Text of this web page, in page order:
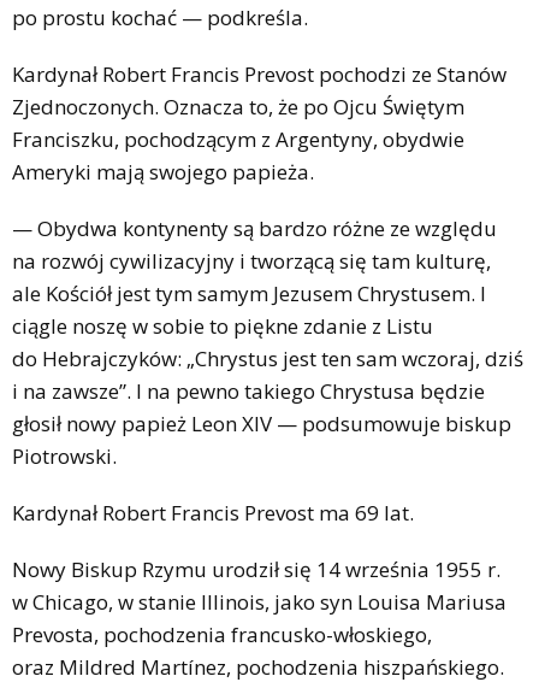
po prostu kochać — podkreśla.
Kardynał Robert Francis Prevost pochodzi ze Stanów
Zjednoczonych. Oznacza to, że po Ojcu Świętym
Franciszku, pochodzącym z Argentyny, obydwie
Ameryki mają swojego papieża.
— Obydwa kontynenty są bardzo różne ze względu
na rozwój cywilizacyjny i tworzącą się tam kulturę,
ale Kościół jest tym samym Jezusem Chrystusem. I
ciągle noszę w sobie to piękne zdanie z Listu
do Hebrajczyków: „Chrystus jest ten sam wczoraj, dziś
i na zawsze”. I na pewno takiego Chrystusa będzie
głosił nowy papież Leon XIV — podsumowuje biskup
Piotrowski.
Kardynał Robert Francis Prevost ma 69 lat.
Nowy Biskup Rzymu urodził się 14 września 1955 r.
w Chicago, w stanie Illinois, jako syn Louisa Mariusa
Prevosta, pochodzenia francusko-włoskiego,
oraz Mildred Martínez, pochodzenia hiszpańskiego.